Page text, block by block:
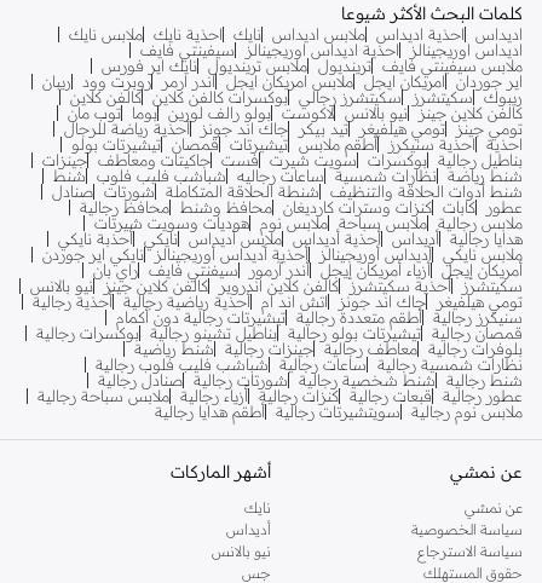
كلمات البحث الأكثر شيوعا
اديداس احذية اديداس ملابس اديداس نايك احذية نايك ملابس نايك
اديداس اوريجينالز
احذية اديداس اوريجينالز
سيفينتي فايف
ملابس سيفينتي فايف ترينديول ملابس ترينديول نايك اير فورس
اير جوردان امريكان ايجل ملابس امريكان ايجل اندر ارمر روبرت وود
ريبان
ريبوك
سكيتشرز سكيتشرز رجالي بوكسرات كالفن كلاين كالفن كلاين
كالفن كلاين جينز نيو بالانس لاكوست بولو رالف لورين بوما
توب مان
تومي جينز تومي هيلفيغر تيد بيكر جاك اند جونز
أحذية رياضة للرجال
احذية
احذية سنيكرز أطقم ملابس تيشيرتات قمصان تيشيرتات بولو
بناطيل رجالية بوكسرات سويت شيرت فست جاكيتات ومعاطف جينزات
شنط رياضة نظارات شمسية ساعات رجاليه شباشب فليب فلوب
شنط
شنط أدوات الحلاقة والتنظيف
شنطة الحلاقة المتكاملة شورتات صنادل
عطور
كابات كنزات وسترات كارديغان محافظ وشنط
محافظ رجالية
ملابس رجالية ملابس سباحة ملابس نوم
هوديات وسويت شيرتات
هدايا رجالية أديداس أحذية أديداس ملابس أديداس نايكي أحذبة نايكي
ملابس نايكي أديداس أوريجينالز أحذية أديداس أوريجينالز
نايكي اير جوردن
أمريكان إيجل أزياء أمريكان إيجل أندر آرمور سيفنتي فايف راي بان
سكيتشرز
أحذية سكيتشرز كالفن كلاين اندروير كالفن كلاين جينز
نيو بالانس
تومي هيلفيغر
جاك اند جونز اتش اند ام أحذية رياضية رجالية أحذية رجالية
سنيكرز رجالية أطقم متعددة رجالية تيشيرتات رجالية دون أكمام
قمصان رجالية تيشيرتات بولو رجالية بناطيل تشينو رجالية بوكسرات رجالية
بلوفرات رجالية معاطف رجالية جينزات رجالية
شنط رياضية
نظارات شمسية رجالية
ساعات رجالية
شباشب فليب فلوب رجالية
شنط رجالية
شنط شخصية رجالية شورتات رجالية صنادل رجالية
عطور رجالية
قبعات رجالية كنزات رجالية أزياء رجالية ملابس سباحة رجالية
ملابس نوم رجالية
سويتشيرتات رجالية أطقم هدايا رجالية
عن نمشي
عن نمشي
سياسة الخصوصية
سياسة الاسترجاع
حقوق المستهلك
أشهر الماركات
نايك
أديداس
نيو بالانس
جس